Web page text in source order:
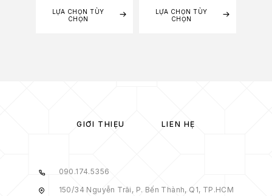
LỰA CHỌN TÙY
CHỌN
LỰA CHỌN TÙY
CHỌN
GIỚI THIỆU LIÊN HỆ
090.174.5356
150/34 Nguyễn Trãi, P. Bến Thành, Q1, TP.HCM